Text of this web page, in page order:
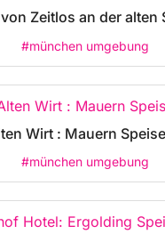
Zeitlos an der alten
#münchen umgebung
Wirt : Mauern
#münchen umgebung